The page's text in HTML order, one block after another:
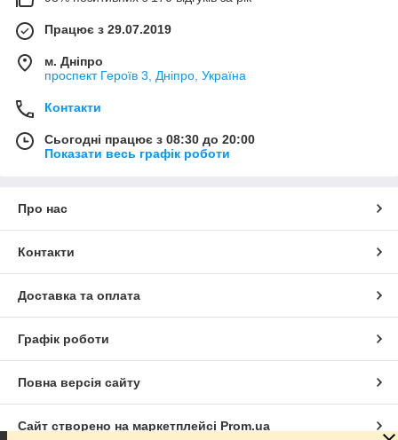
Працює з 29.07.2019
м. Дніпро
проспект Героїв 3, Дніпро, Україна
Контакти
Сьогодні працює з 08:30 до 20:00
Показати весь графік роботи
Про нас
Контакти
Доставка та оплата
Графік роботи
Повна версія сайту
Сайт створено на маркетплейсі Prom.ua